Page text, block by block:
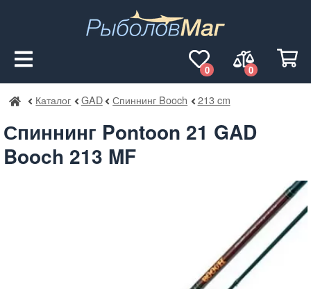
0
0
РыболовМаг
Каталог GAD Спиннинг Booch 213 cm
Спиннинг Pontoon 21 GAD
Booch 213 MF